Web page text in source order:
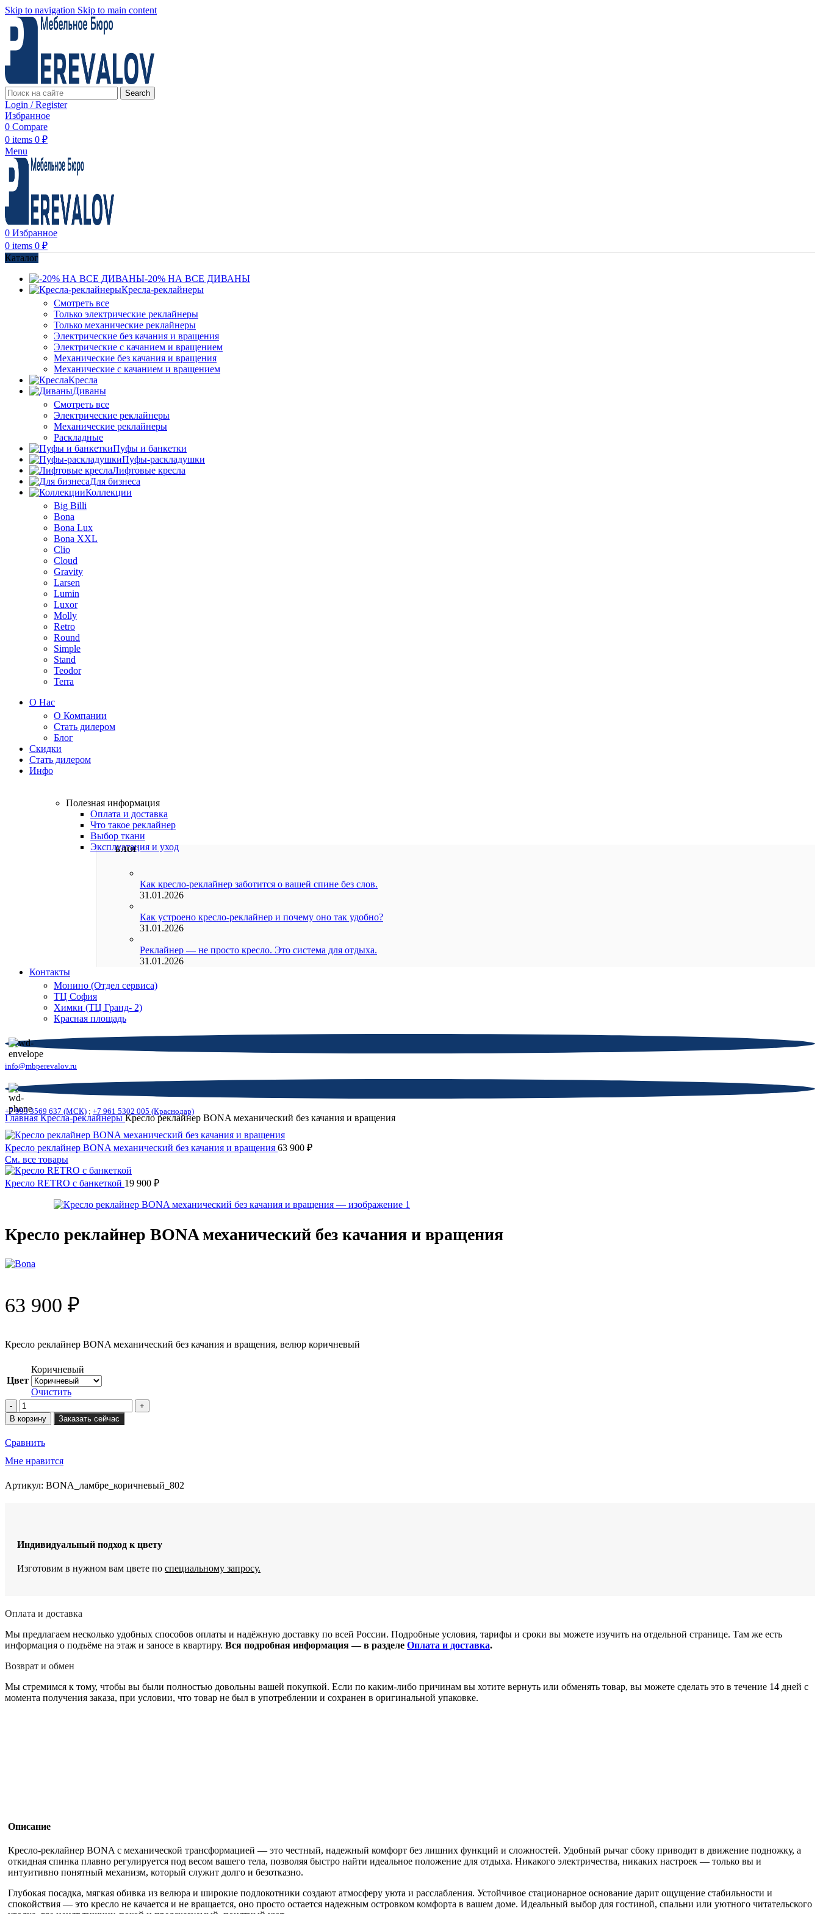
Skip to navigation Skip to main content
Search
Login / Register
Избранное
0 Compare
0 items 0 ₽
Menu
0 Избранное
0 items 0 ₽
Каталог
-20% НА ВСЕ ДИВАНЫ
Кресла-реклайнеры
Смотреть все
Только электрические реклайнеры
Только механические реклайнеры
Электрические без качания и вращения
Электрические с качанием и вращением
Механические без качания и вращения
Механические с качанием и вращением
Кресла
Диваны
Смотреть все
Электрические реклайнеры
Механические реклайнеры
Раскладные
Пуфы и банкетки
Пуфы-раскладушки
Лифтовые кресла
Для бизнеса
Коллекции
Big Billi
Bona
Bona Lux
Bona XXL
Clio
Cloud
Gravity
Larsen
Lumin
Luxor
Molly
Retro
Round
Simple
Stand
Teodor
Terra
О Нас
О Компании
Стать дилером
Блог
Скидки
Стать дилером
Инфо
Полезная информация
Оплата и доставка
Что такое реклайнер
Выбор ткани
Эксплуатация и уход
БЛОГ
Как кресло-реклайнер заботится о вашей спине без слов.
31.01.2026
Как устроено кресло-реклайнер и почему оно так удобно?
31.01.2026
Реклайнер — не просто кресло. Это система для отдыха.
31.01.2026
Контакты
Монино (Отдел сервиса)
ТЦ София
Химки (ТЦ Гранд- 2)
Красная площадь
info@mbperevalov.ru
+7 993 3569 637 (МСК) ; +7 961 5302 005 (Краснодар)
ГлавнаяКресла-реклайнерыКресло реклайнер BONA механический без качания и вращения
Кресло реклайнер BONA механический без качания и вращения 63 900 ₽
См. все товары
Кресло RETRO с банкеткой 19 900 ₽
Кресло реклайнер BONA механический без качания и вращения
63 900 ₽
Кресло реклайнер BONA механический без качания и вращения, велюр коричневый
Цвет
Коричневый
Очистить
Количество
товара
Кресло
BONA
механический
качания
и
В корзину Заказать сейчас
Сравнить
Мне нравится
Артикул: BONA_ламбре_коричневый_802
Индивидуальный подход к цвету
Изготовим в нужном вам цвете по специальному запросу.
Оплата и доставка
Мы предлагаем несколько удобных способов оплаты и надёжную доставку по всей России. Подробные условия, тарифы и сроки вы можете изучить на отдельной странице. Там же есть
информация о подъёме на этаж и заносе в квартиру. Вся подробная информация — в разделе Оплата и доставка.
Возврат и обмен
Мы стремимся к тому, чтобы вы были полностью довольны вашей покупкой. Если по каким-либо причинам вы хотите вернуть или обменять товар, вы можете сделать это в течение 14 дней с
момента получения заказа, при условии, что товар не был в употреблении и сохранен в оригинальной упаковке.
Описание
Кресло-реклайнер BONA с механической трансформацией — это честный, надежный комфорт без лишних функций и сложностей. Удобный рычаг сбоку приводит в движение подножку, а
откидная спинка плавно регулируется под весом вашего тела, позволяя быстро найти идеальное положение для отдыха. Никакого электричества, никаких настроек — только вы и
интуитивно понятный механизм, который служит долго и безотказно.
Глубокая посадка, мягкая обивка из велюра и широкие подлокотники создают атмосферу уюта и расслабления. Устойчивое стационарное основание дарит ощущение стабильности и
спокойствия — это кресло не качается и не вращается, оно просто остается надежным островком комфорта в вашем доме. Идеальный выбор для гостиной, спальни или уютного читательского